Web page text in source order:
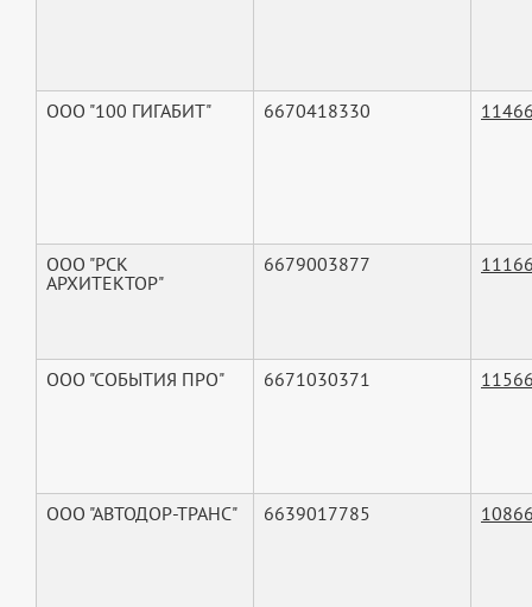
ООО "100 ГИГАБИТ" 6670418330
ООО "РСК
АРХИТЕКТОР"
6679003877
ООО "СОБЫТИЯ ПРО" 6671030371
ООО "АВТОДОР-ТРАНС" 6639017785